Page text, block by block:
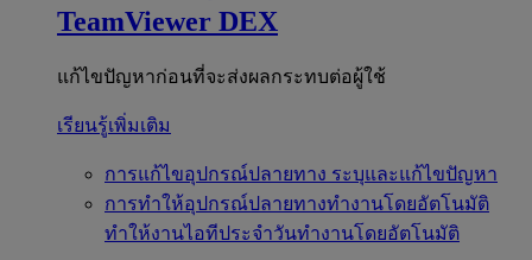
TeamViewer DEX
แก้ไขปัญหาก่อนที่จะส่งผลกระทบต่อผู้ใช้
เรียนรู้เพิ่มเติม
การแก้ไขอุปกรณ์ปลายทาง ระบุและแก้ไขปัญหา
การทำให้อุปกรณ์ปลายทางทำงานโดยอัตโนมัติ
ทำให้งานไอทีประจำวันทำงานโดยอัตโนมัติ